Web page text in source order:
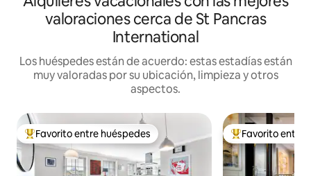
valoraciones cerca de St Pancras
International
Los huéspedes están de acuerdo: estas estadías están
muy valoradas por su ubicación, limpieza y otros
aspectos.
Favorito entre huéspedes preferido
Favorito entre huéspedes Favorito entre
Favorito entre